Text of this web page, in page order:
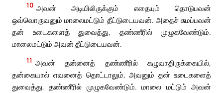
10 அவன் அடியிலிருக்கும் எதையும் தொடுபவன்
ஒவ்வொருவனும் மாலைமட்டும் தீட்டுடையவன். அதைச் சுமப்பவன்
தன் உடைகளைத் துவைத்து, தண்ணீரில் முழுகவேண்டும்.
மாலைமட்டும் அவன் தீட்டுடையவன்.
11 அவன் தன்னைத் தண்ணீரில் கழுவாதிருக்கையில்,
தன்கையால் எவனைத் தொட்டாலும், அவனும் தன் உடைகளைத்
துவைத்து, தண்ணீரில் முழுகவேண்டும். மாலை மட்டும் அவன்